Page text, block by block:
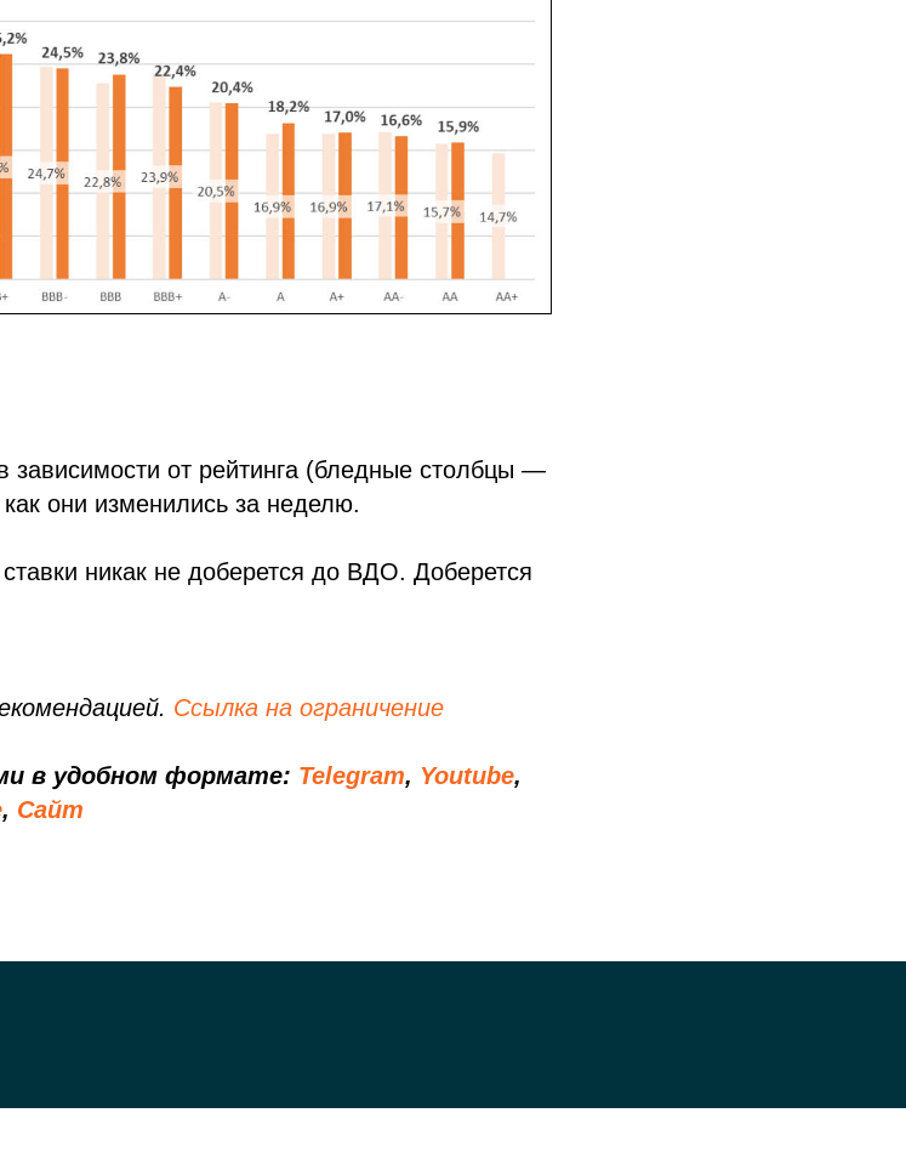
зависимости от рейтинга (бледные столбцы —
они изменились за неделю.
никак не доберется до ВДО. Доберется
Ссылка на ограничение
в удобном формате: Telegram, Youtube,
, Сайт